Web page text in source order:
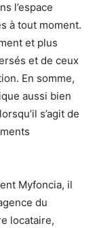
l’espace
à tout moment.
et plus
et de ceux
En somme,
aussi bien
s’agit de
Myfoncia, il
du
locataire,